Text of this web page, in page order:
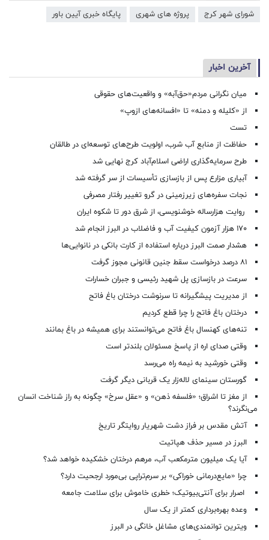
شورای شهر کرج پروژه های شهری پایگاه خبری آیین باور
آخرین اخبار
میان نگرانی مردم«حق‌آبه» و واقعیت‌های حقوقی
از «کلیله و دمنه» تا «افسانه‌های ازوپ»
تست
حفاظت از منابع آب شرب، اولویت طرح‌های توسعه‌ای در طالقان
طرح سرمایه‌گذاری اراضی اسلام‌آباد کرج نهایی شد
آبیاری مزارع پس از بازسازی تأسیسات از سر گرفته شد
نجات سفره‌های زیرزمینی در گرو تغییر رفتار مصرفی
روایت هزارساله خوشنویسی، از شرق دور تا شکوه ایران
۱۷۰ هزار آزمون کیفیت آب و فاضلاب در البرز انجام شد
هشدار صمت البرز درباره استفاده از کارت بانکی در نانوایی‌ها
۸۱ درصد درخواست‌ سقط جنین قانونی مجوز گرفت
سرعت در بازسازی پل شهید رئیسی و جبران خسارات
از مدیریت پیشگیرانه تا سرنوشت درختان باغ فاتح
درختان باغ فاتح را چرا قطع کردیم
تنه‌های کهنسال باغ فاتح می‌توانستند برای همیشه در باغ بمانند
وقتی صدای اره از پاسخ مسئولان بلندتر است
وقتی خورشید به نیمه راه می‌رسد
گورستان سینمای لاله‌زار یک قربانی دیگر گرفت
از مغز تا اشراق؛ «فلسفه ذهن» و «عقل سرخ» چگونه به راز شناخت انسان
می‌نگرند؟
آتش مقدس بر فراز دشت شهریار روایتگر تاریخ
البرز در مسیر حذف هپاتیت
آیا یک میلیون مترمکعب آب، مرهم درختان خشکیده خواهد شد؟
چرا «مایع‌درمانی خوراکی» بر سرم‌تراپی بی‌مورد ارجحیت دارد؟
اصرار برای آنتی‌بیوتیک؛ خطری خاموش برای سلامت جامعه
وعده بهره‌برداری کمتر از یک سال
ویترین توانمندی‌های مشاغل خانگی در البرز